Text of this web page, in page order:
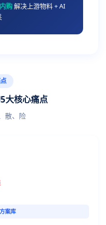
购解决上游物料 + AI
大核心痛点
散、险
案库